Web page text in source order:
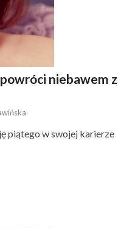
niebawem z
piątego w swojej karierze